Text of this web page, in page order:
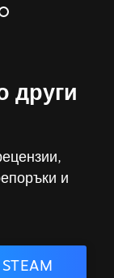
други
и